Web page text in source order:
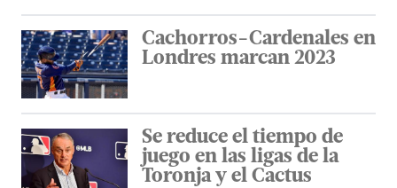
Cachorros-Cardenales en
Londres marcan 2023
Se reduce el tiempo de
juego en las ligas de la
Toronja y el Cactus